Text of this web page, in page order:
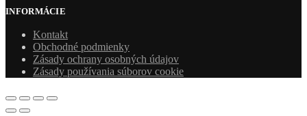
INFORMÁCIE
Kontakt
Obchodné podmienky
Zásady ochrany osobných údajov
Zásady používania súborov cookie